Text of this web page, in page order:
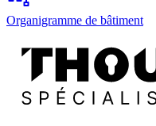
Organigramme de bâtiment